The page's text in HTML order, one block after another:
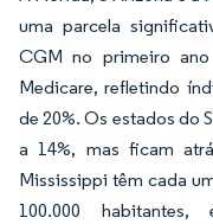
uma parcela
CGM no primeiro
Medicare, refletindo
de 20%. Os estados do
a 14%, mas ficam
Mississippi têm cada
100.000